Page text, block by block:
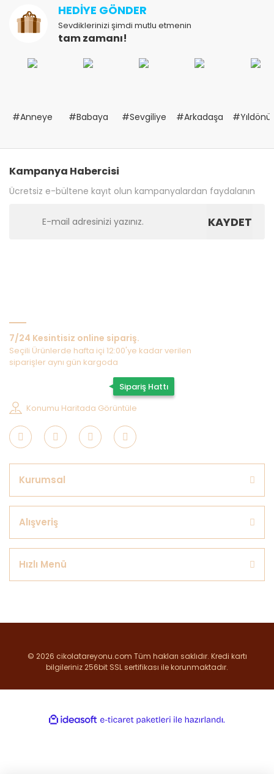
HEDİYE GÖNDER
Sevdiklerinizi şimdi mutlu etmenin
tam zamanı!
#Anneye #Babaya #Sevgiliye #Arkadaşa
Kampanya Habercisi
Ücretsiz e-bültene kayıt olun kampanyalardan faydalanın
KAYDET
7/24 Kesintisiz online sipariş.
Seçili Ürünlerde hafta içi 12:00'ye kadar verilen
siparişler aynı gün kargoda
Sipariş Hattı
Konumu Haritada Görüntüle
Kurumsal
Alışveriş
Hızlı Menü
© 2026 cikolatareyonu.com Tüm hakları saklıdır. Kredi kartı
bilgileriniz 256bit SSL sertifikası ile korunmaktadır.
ideasoft
e-